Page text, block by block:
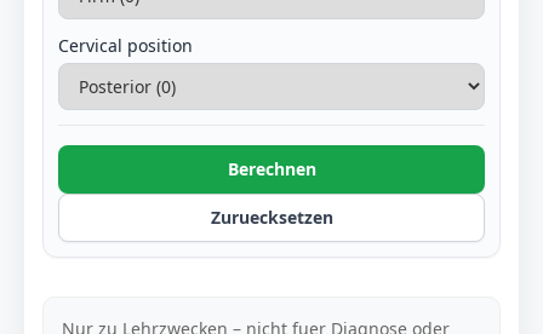
Cervical position
Berechnen
Zuruecksetzen
Nur zu Lehrzwecken – nicht fuer Diagnose oder